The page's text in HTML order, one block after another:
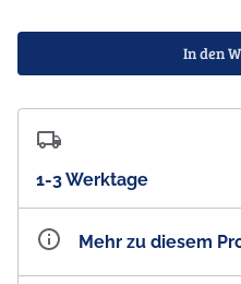
In den
1-3 Werktage
Mehr zu diesem